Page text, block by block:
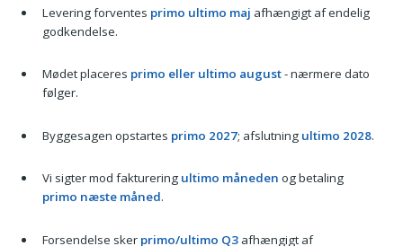
Levering forventes primo ultimo maj afhængigt af endelig
godkendelse.
Mødet placeres primo eller ultimo august- nærmere dato
følger.
Byggesagen opstartes primo 2027; afslutning ultimo 2028.
Vi sigter mod fakturering ultimo måneden og betaling
primo næste måned.
Forsendelse sker primo/ultimo Q3afhængigt af